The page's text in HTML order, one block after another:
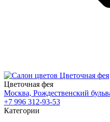
Цветочная фея
Москва, Рождественский
+7 996 312-93-53
Категории